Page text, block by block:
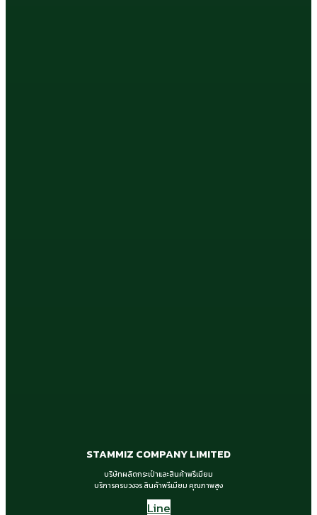
STAMMIZ COMPANY LIMITED
บริษัทผลิตกระเป๋าและสินค้าพรีเมียม
บริการครบวงจร สินค้าพรีเมียม คุณภาพสูง
Line